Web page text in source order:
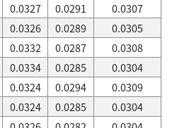
0.0327 0.0291
0.0307
0.0326 0.0289
0.0305
0.0332 0.0287
0.0308
0.0334 0.0285
0.0304
0.0324 0.0294
0.0309
0.0324 0.0285
0.0304